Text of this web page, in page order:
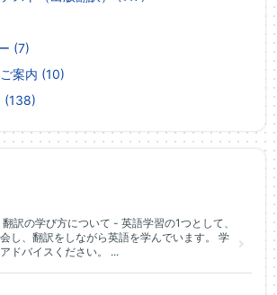
(7)
案内 (10)
(138)
翻訳の学び方について - 英語学習の1つとして、
し、翻訳をしながら英語を学んでいます。 学
ドバイスください。 ...